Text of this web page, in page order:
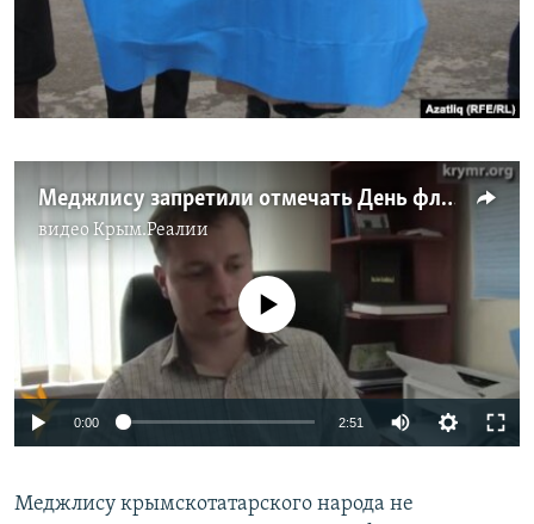
ПОБЕДИТЕЛЕЙ НЕ СУДЯТ?
КРЫМ.НЕПОКОРЕННЫЙ
ELIFBE
ПРИСОЕДИНЯЙТЕСЬ!
Все сайты RFE/RL
Меджлису запретили отмечать День флага в центре Симферополя
видео Крым.Реалии
No media source currently available
0:00 2:51
Меджлису крымскотатарского народа не